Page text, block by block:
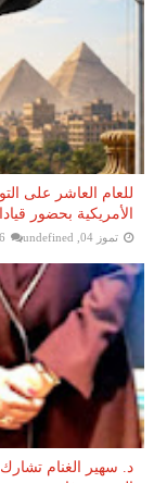
للعام العاشر على
الأمريكية بحضور
تموز 04, 2026 undefined
د. سهير الغنام